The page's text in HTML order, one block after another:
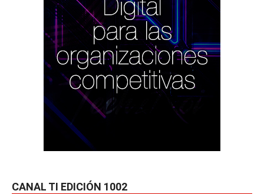
CANAL TI EDICIÓN 1002